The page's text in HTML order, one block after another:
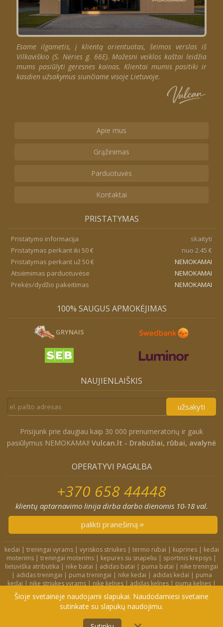
Esame ilgametis, į klientą orientuotas, šeimos verslas iš
Vilkaviškio (S. Nėries g. 66E). Mažesni veiklos kaštai leidžia
mums pasiūlyti geresnes kainas. Klientai mumis pasitiki ir
kasdien užsakymus siunčiame visoje Lietuvoje.
Apie mus
Grąžinimas
Parduotuvės
Kontaktai
PRISTATYMAS
Pristatymo informacija
skaityti
Pristatymas perkant iki 50 €
nuo 2.45 €
Pristatymas perkant už 50 €
NEMOKAMAI
Atsiėmimas parduotuvėse
NEMOKAMAI
Prekės/dydžio pakeitimas
NEMOKAMAI
100% SAUGUS APMOKĖJIMAS
GRYNAIS
NAUJIENLAIŠKIS
užsakyti
Prisijunk prie daugiau kaip 30 000 prenumeratorių ir gauk
pasiūlymus NEMOKAMAI! Vulcan.lt - Drabužiai, rūbai, avalynė
OPERATYVI PAGALBA
+370 658 44448
klientų aptarnavimo linija dirba darbo dienomis 10-18 val.
palikti pranešimą
kedai | treningai vyrams| vyriskos striukes| termo rubai | kuprines| kedai
moterims | treningai moterims | kepures su snapeliu | sportinis krepsys |
lietuviška atributika | nike batai | adidas batai | puma batai | nike treningai
| adidas treningai | puma treningai | nike kedai | adidas kedai | puma
kedai | nike striukes vyrams| nike kelnes| adidas kelnes| puma kelnes|
nike kuprines
nike kojines nike treningai moterims
adidas striukes|nike dzemperiai|nike tampres
Didelių dydžių rūbai|Treningai
Šioje svetainėje naudojami slapukai. Naudodamiesi svetaine
sutinkate su slapukų naudojimu.